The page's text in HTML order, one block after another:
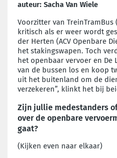
auteur: Sacha Van Wiele
Voorzitter van TreinTramBus
kritisch als er weer wordt
der Herten (ACV Openbare
het stakingswapen. Toch
het openbaar vervoer en De
van de bussen los en koop
uit het buitenland om de
verzekeren”, klinkt het bij
Zijn jullie medestanders
over de openbare
gaat?
(Kijken even naar elkaar)